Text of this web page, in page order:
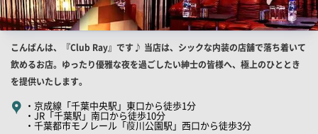
店
舗
PR
キ
ャ
こんばんは、『Club Ray』です♪ 当店は、シックな内装の店舗で落ち着いて
飲めるお店。ゆったり優雅な夜を過ごしたい紳士の皆様へ、極上のひととき
を提供いたします。
・京成線「千葉中央駅」東口から徒歩1分
・JR「千葉駅」南口から徒歩10分
・千葉都市モノレール「葭川公園駅」西口から徒歩3分